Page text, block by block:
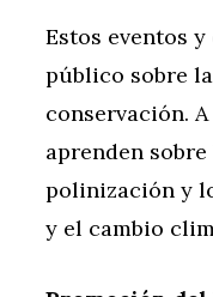
Estos eventos
público sobre
conservación.
aprenden
polinización y
y el cambio